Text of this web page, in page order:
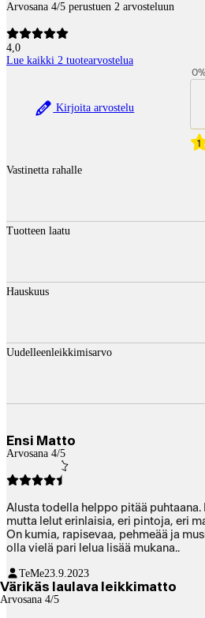
Arvosana 4/5 perustuen 2 arvosteluun
4,0
Lue kaikki 2 tuotearvostelua
Kirjoita arvostelu
1
0
Vastinetta rahalle
Tuotteen laatu
Hauskuus
Uudelleenleikkimisarvo
Ensi Matto
Arvosana 4/5
Alusta todella helppo pitää puhtaana.
mutta lelut erinlaisia, eri pintoja, eri
On kumia, rapisevaa, pehmeää ja
olla vielä pari lelua lisää mukana..
TeMe23.9.2023
Värikäs laulava leikkimatto
Arvosana 4/5